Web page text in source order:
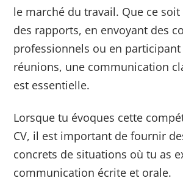
le marché du travail. Que ce
des rapports, en envoyant des
professionnels ou en participant
réunions, une communication
est essentielle.
Lorsque tu évoques cette
CV, il est important de fournir
concrets de situations où tu as
communication écrite et orale.